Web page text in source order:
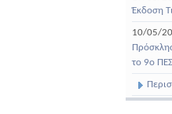
Έκδοση
10/05/
το 9ο